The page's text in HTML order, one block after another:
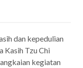
dan kepedulian
Kasih Tzu Chi
kegiatan